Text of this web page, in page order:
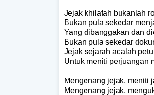
Jejak khilafah bukanlah
Bukan pula sekedar
Yang dibanggakan dan
Bukan pula sekedar
Jejak sejarah adalah
Untuk meniti perjuangan
Mengenang jejak, meniti
Mengenang jejak,